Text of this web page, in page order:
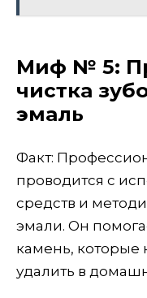
Миф № 5:
чистка
эмаль
Факт:
проводится с
средств и
эмали. Он
камень,
удалить в